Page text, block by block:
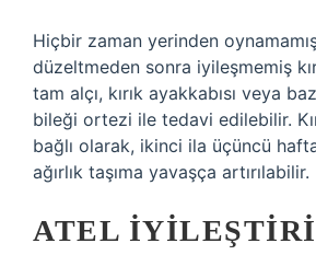
Hiçbir zaman yerinden
düzeltmeden sonra iyileşmemiş
tam alçı, kırık ayakkabısı veya
bileği ortezi ile tedavi edilebilir.
bağlı olarak, ikinci ila üçüncü
ağırlık taşıma yavaşça artırılabilir.
ATEL